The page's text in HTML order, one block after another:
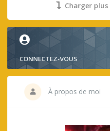
Charger
CONNECTEZ-VOUS
À propos de moi